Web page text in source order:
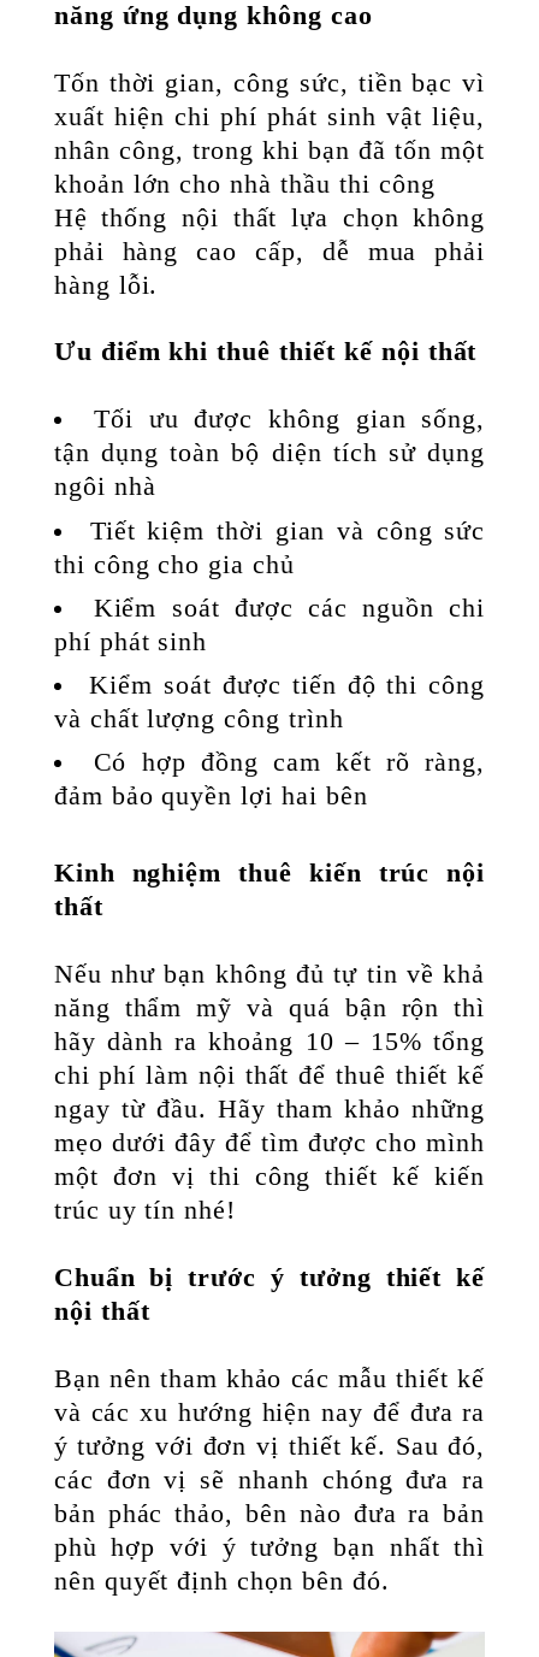
năng ứng dụng không cao
Tốn thời gian, công sức, tiền bạc vì
xuất hiện chi phí phát sinh vật liệu,
nhân công, trong khi bạn đã tốn một
khoản lớn cho nhà thầu thi công
Hệ thống nội thất lựa chọn không
phải hàng cao cấp, dễ mua phải
hàng lỗi.
Ưu điểm khi thuê thiết kế nội thất
Tối ưu được không gian sống,
tận dụng toàn bộ diện tích sử dụng
ngôi nhà
Tiết kiệm thời gian và công sức
thi công cho gia chủ
Kiểm soát được các nguồn chi
phí phát sinh
Kiểm soát được tiến độ thi công
và chất lượng công trình
Có hợp đồng cam kết rõ ràng,
đảm bảo quyền lợi hai bên
Kinh nghiệm thuê kiến trúc nội
thất
Nếu như bạn không đủ tự tin về khả
năng thẩm mỹ và quá bận rộn thì
hãy dành ra khoảng 10 – 15% tổng
chi phí làm nội thất để thuê thiết kế
ngay từ đầu. Hãy tham khảo những
mẹo dưới đây để tìm được cho mình
một đơn vị thi công thiết kế kiến
trúc uy tín nhé!
Chuẩn bị trước ý tưởng thiết kế
nội thất
Bạn nên tham khảo các mẫu thiết kế
và các xu hướng hiện nay để đưa ra
ý tưởng với đơn vị thiết kế. Sau đó,
các đơn vị sẽ nhanh chóng đưa ra
bản phác thảo, bên nào đưa ra bản
phù hợp với ý tưởng bạn nhất thì
nên quyết định chọn bên đó.